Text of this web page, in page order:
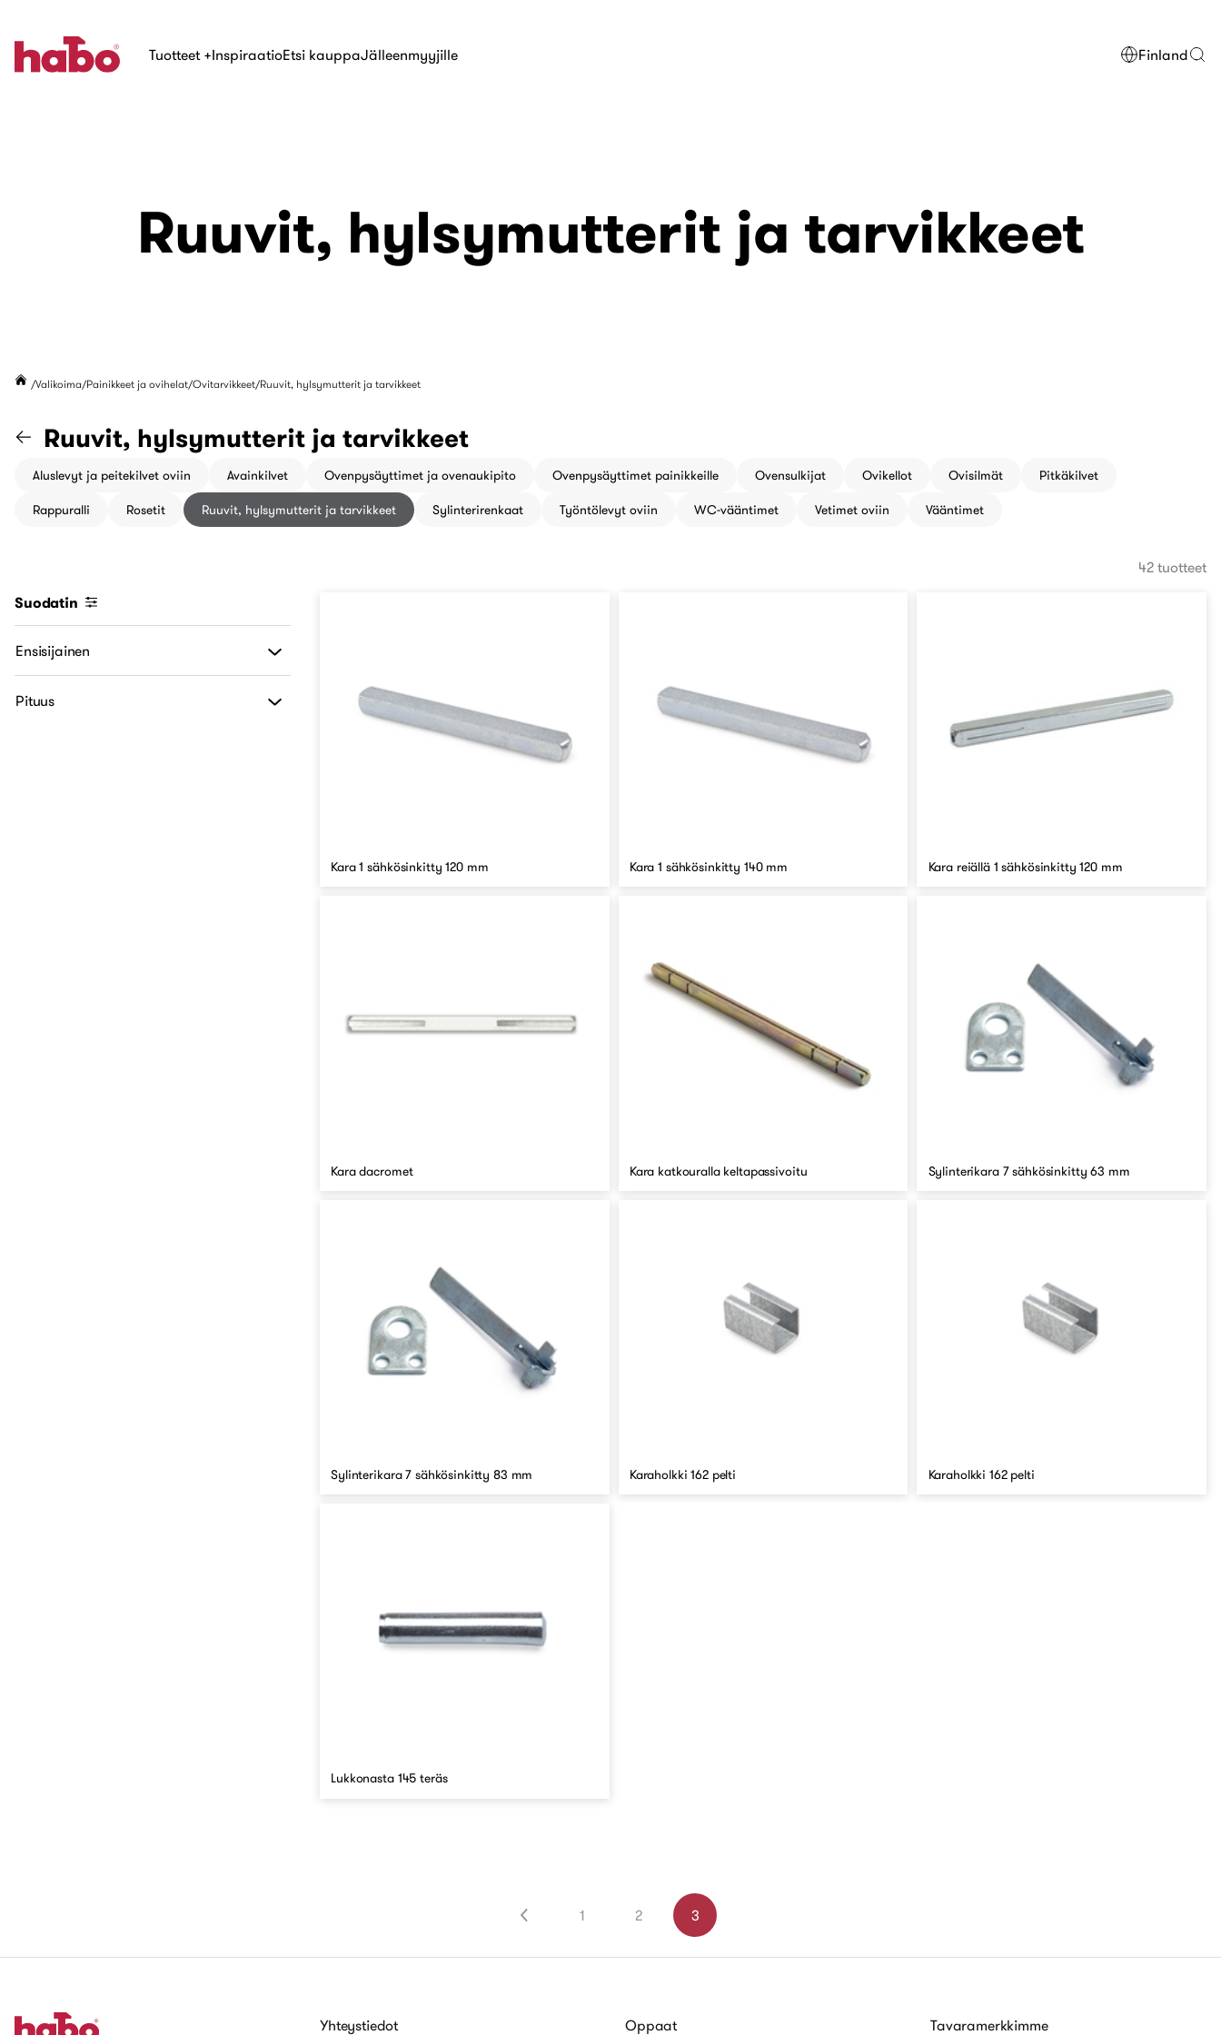
Tuotteet +InspiraatioEtsi kauppaJälleenmyyjille Finland
Ruuvit, hylsymutterit ja tarvikkeet
Valikoima Painikkeet ja ovihelat Ovitarvikkeet Ruuvit, hylsymutterit ja tarvikkeet
Siirry "Ovitarvikkeet" kategoriaan
Ruuvit, hylsymutterit ja tarvikkeet
Aluslevyt ja peitekilvet oviin Avainkilvet Ovenpysäyttimet ja ovenaukipito Ovenpysäyttimet painikkeille Ovensulkijat Ovikellot Ovisilmät Pitkäkilvet
Rappuralli Rosetit Ruuvit, hylsymutterit ja tarvikkeet Sylinterirenkaat Työntölevyt oviin WC-vääntimet Vetimet oviin Vääntimet
42 tuotteet
Suodatin
Ensisijainen
Pituus
Kara 1 sähkösinkitty 120 mm Kara 1 sähkösinkitty 140 mm Kara reiällä 1 sähkösinkitty 120 mm
Kara dacromet Kara katkouralla keltapassivoitu Sylinterikara 7 sähkösinkitty 63 mm
Sylinterikara 7 sähkösinkitty 83 mm Karaholkki 162 pelti Karaholkki 162 pelti
Lukkonasta 145 teräs
1 2 3
Yhteystiedot Oppaat Tavaramerkkimme